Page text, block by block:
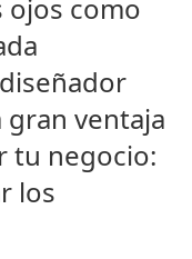
ojos como
ventaja
tu negocio:
los